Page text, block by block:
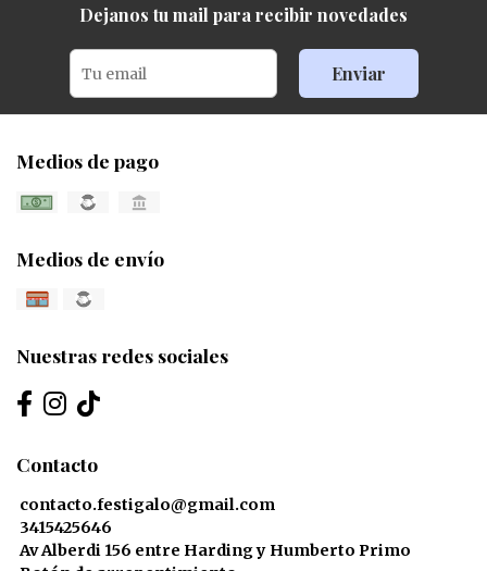
Dejanos tu mail para recibir novedades
Enviar
Medios de pago
Medios de envío
Nuestras redes sociales
Contacto
contacto.festigalo@gmail.com
3415425646
Av Alberdi 156 entre Harding y Humberto Primo